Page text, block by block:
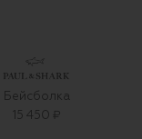
Бейсболка
15 450 ₽